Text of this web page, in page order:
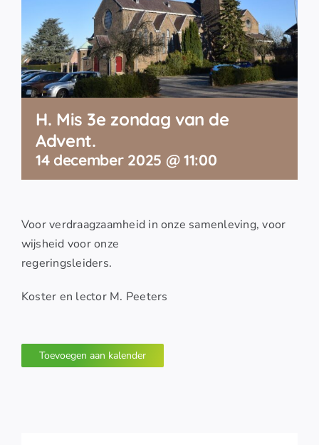
H. Mis 3e zondag van de
Advent.
14 december 2025 @ 11:00
Voor verdraagzaamheid in onze samenleving, voor
wijsheid voor onze
regeringsleiders.
Koster en lector M. Peeters
Toevoegen aan kalender